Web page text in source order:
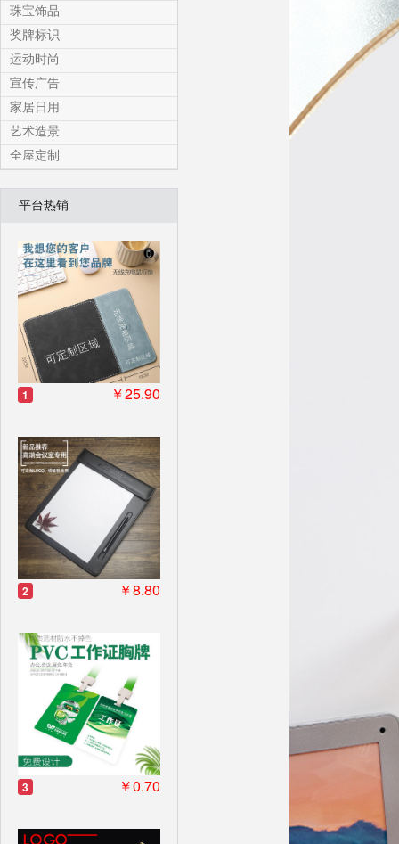
珠宝饰品
奖牌标识
运动时尚
宣传广告
家居日用
艺术造景
全屋定制
平台热销
1 ￥25.90
2 ￥8.80
3 ￥0.70